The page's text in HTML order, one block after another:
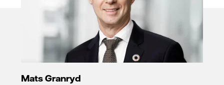
Mats Granryd